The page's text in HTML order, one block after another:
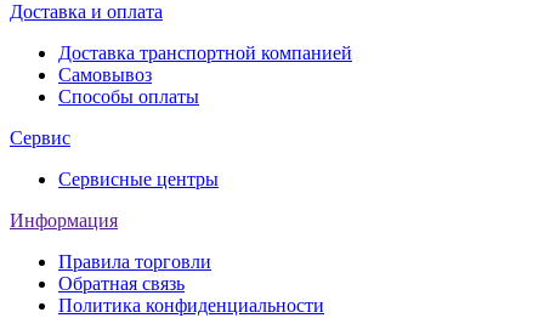
Доставка и оплата
Доставка транспортной компанией
Самовывоз
Способы оплаты
Сервис
Сервисные центры
Информация
Правила торговли
Обратная связь
Политика конфиденциальности